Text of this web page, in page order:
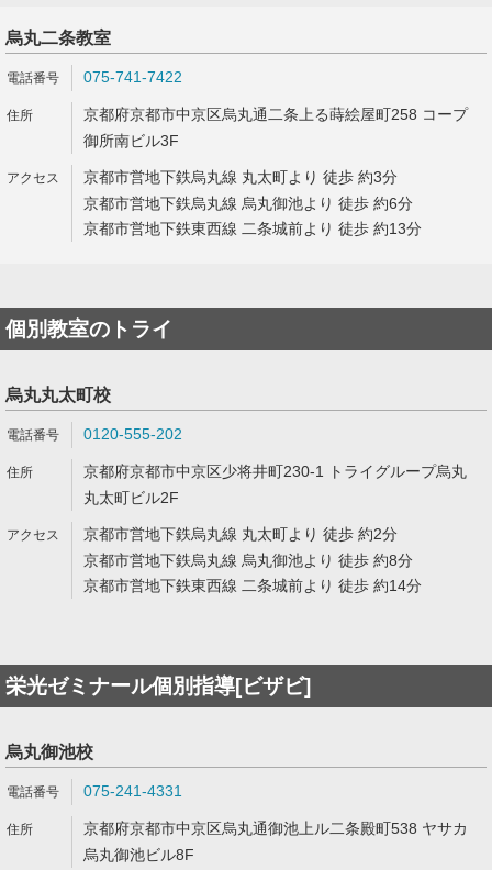
烏丸二条教室
075-741-7422
京都府京都市中京区烏丸通二条上る蒔絵屋町258 コープ
御所南ビル3F
京都市営地下鉄烏丸線 丸太町より 徒歩 約3分
京都市営地下鉄烏丸線 烏丸御池より 徒歩 約6分
京都市営地下鉄東西線 二条城前より 徒歩 約13分
個別教室のトライ
烏丸丸太町校
0120-555-202
京都府京都市中京区少将井町230-1 トライグループ烏丸
丸太町ビル2F
京都市営地下鉄烏丸線 丸太町より 徒歩 約2分
京都市営地下鉄烏丸線 烏丸御池より 徒歩 約8分
京都市営地下鉄東西線 二条城前より 徒歩 約14分
栄光ゼミナール個別指導[ビザビ]
烏丸御池校
075-241-4331
京都府京都市中京区烏丸通御池上ル二条殿町538 ヤサカ
烏丸御池ビル8F